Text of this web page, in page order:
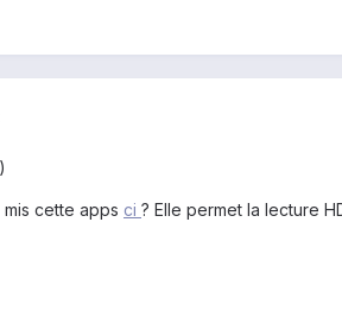
cette apps ci ? Elle permet la lecture